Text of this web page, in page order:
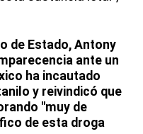
de Estado, Antony
ante un
ha incautado
y reivindicó que
"muy de
de esta droga